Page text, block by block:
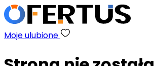
Moje ulubione